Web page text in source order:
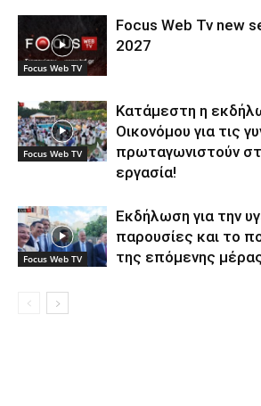
Focus Web TV
Focus Web Tv new
2027
Focus Web TV
Κατάμεστη η
Οικονόμου για τις
πρωταγωνιστούν
εργασία!
Focus Web TV
Εκδήλωση για την
παρουσίες και το
της επόμενης